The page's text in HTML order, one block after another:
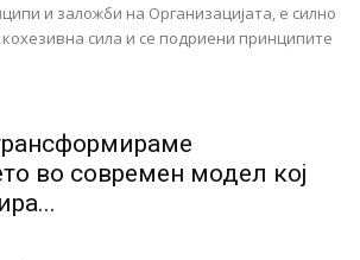
и заложби на Организацијата, е силно
сила и се подриени принципите
во современ модел кој